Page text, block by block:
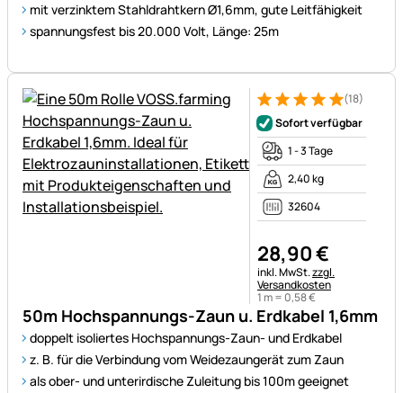
mit verzinktem Stahldrahtkern Ø1,6mm, gute Leitfähigkeit
spannungsfest bis 20.000 Volt, Länge: 25m
50m Hochspannungs-Zaun u. Erdkabel 1,6mm
doppelt isoliertes Hochspannungs-Zaun- und Erdkabel
z. B. für die Verbindung vom Weidezaungerät zum Zaun
als ober- und unterirdische Zuleitung bis 100m geeignet
Bewertung: 5 von 5 (18
18 Bewertungen (18)
Sofort verfügbar
1 - 3 Tage
2,40 kg
32604
28,90€
Steuerhinweis:
inkl. MwSt.zzgl.
Versandkosten
1 m = 0,58€